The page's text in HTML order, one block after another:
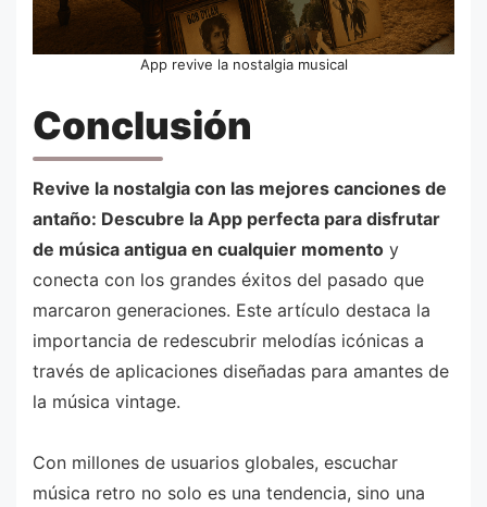
App revive la nostalgia musical
Conclusión
Revive la nostalgia con las mejores canciones de
antaño: Descubre la App perfecta para disfrutar
de música antigua en cualquier momento y
conecta con los grandes éxitos del pasado que
marcaron generaciones. Este artículo destaca la
importancia de redescubrir melodías icónicas a
través de aplicaciones diseñadas para amantes de
la música vintage.
Con millones de usuarios globales, escuchar
música retro no solo es una tendencia, sino una